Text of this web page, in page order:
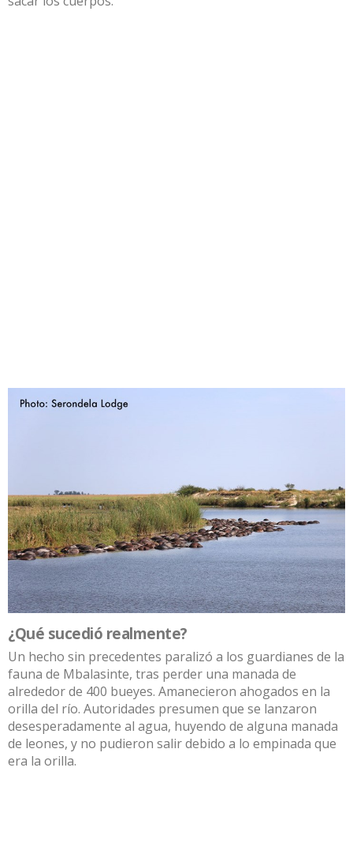
¿Qué sucedió realmente?
Un hecho sin precedentes paralizó a los guardianes de la
fauna de Mbalasinte, tras perder una manada de
alrededor de 400 bueyes. Amanecieron ahogados en la
orilla del río. Autoridades presumen que se lanzaron
desesperadamente al agua, huyendo de alguna manada
de leones, y no pudieron salir debido a lo empinada que
era la orilla.